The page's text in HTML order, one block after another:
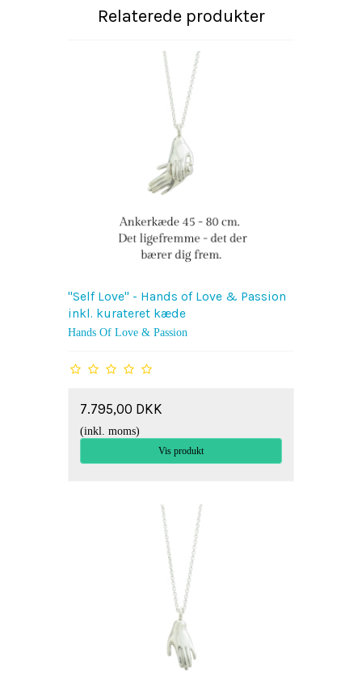
Relaterede produkter
"Self Love" - Hands of Love & Passion
inkl. kurateret kæde
Hands Of Love & Passion
7.795,00 DKK
(inkl. moms)
Vis produkt